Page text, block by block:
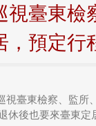
臺東
預定行
視臺東檢察、監所
休後也要來臺東定